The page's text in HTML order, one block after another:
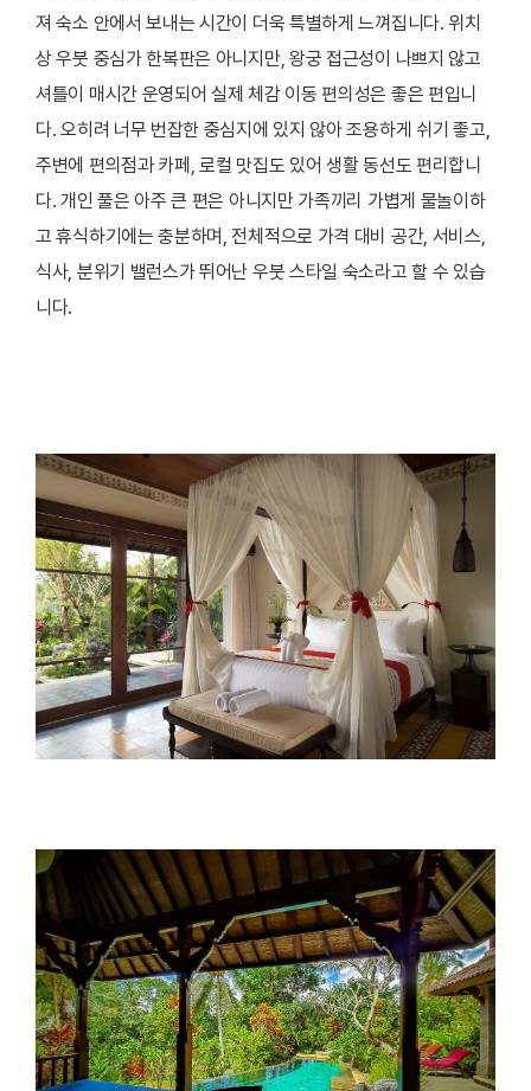
져 숙소 안에서 보내는 시간이 더욱 특별하게 느껴집니다. 위치
상 우붓 중심가 한복판은 아니지만, 왕궁 접근성이 나쁘지 않고
셔틀이 매시간 운영되어 실제 체감 이동 편의성은 좋은 편입니
다. 오히려 너무 번잡한 중심지에 있지 않아 조용하게 쉬기 좋고,
주변에 편의점과 카페, 로컬 맛집도 있어 생활 동선도 편리합니
다. 개인 풀은 아주 큰 편은 아니지만 가족끼리 가볍게 물놀이하
고 휴식하기에는 충분하며, 전체적으로 가격 대비 공간, 서비스,
식사, 분위기 밸런스가 뛰어난 우붓 스타일 숙소라고 할 수 있습
니다.